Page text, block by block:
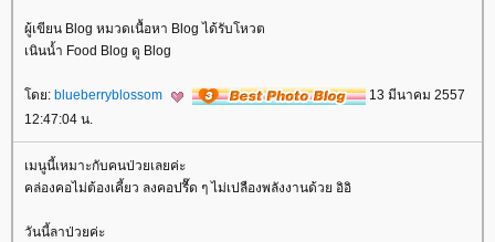
ผู้เขียน Blog หมวดเนื้อหา Blog ได้รับโหวต
เนินน้ำ Food Blog ดู Blog
ดย: blueberryblossom
13 มีนาคม 2557
12:47:04 น.
เมนูนี้เหมาะกับคนป่วยเลยค่ะ
คล่องคอไม่ต้องเคี้ยว ลงคอปรื๊ด ๆ ไม่เปลืองพลังงานด้วย อิอิ
วันนี้ลาป่วยค่ะ